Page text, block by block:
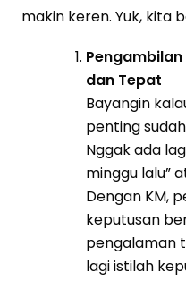
makin keren. Yuk, kita
dan Tepat
Bayangin
penting
Nggak ada
minggu lalu”
Dengan KM,
keputusan
pengalaman
lagi istilah